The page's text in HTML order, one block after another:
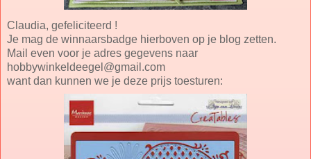
Claudia, gefeliciteerd !
Je mag de winnaarsbadge hierboven op je blog zetten.
Mail even voor je adres gegevens naar
hobbywinkeldeegel@gmail.com
want dan kunnen we je deze prijs toesturen: